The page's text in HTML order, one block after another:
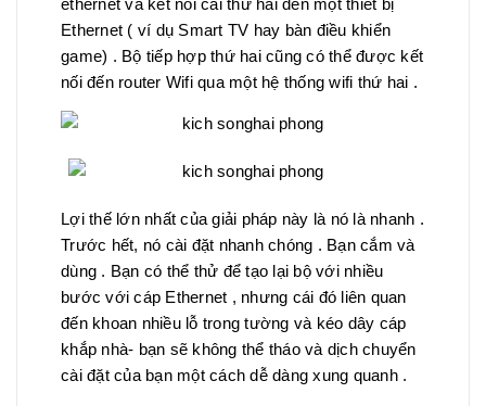
ethernet và kết nối cái thứ hai đến một thiết bị
Ethernet ( ví dụ Smart TV hay bàn điều khiển
game) . Bộ tiếp hợp thứ hai cũng có thể được kết
nối đến router Wifi qua một hệ thống wifi thứ hai .
Lợi thế lớn nhất của giải pháp này là nó là nhanh .
Trước hết, nó cài đặt nhanh chóng . Bạn cắm và
dùng . Bạn có thể thử để tạo lại bộ với nhiều
bước với cáp Ethernet , nhưng cái đó liên quan
đến khoan nhiều lỗ trong tường và kéo dây cáp
khắp nhà- bạn sẽ không thể tháo và dịch chuyển
cài đặt của bạn một cách dễ dàng xung quanh .